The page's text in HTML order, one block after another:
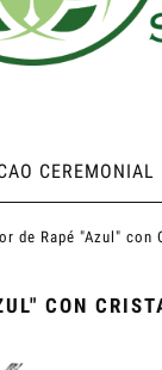
CEREMONIAL
de Rapé "Azul" con
CON